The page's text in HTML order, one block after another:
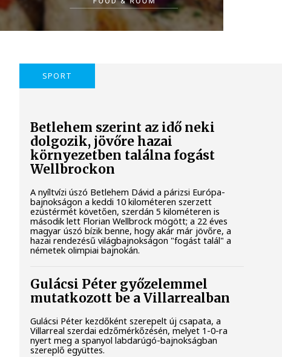
SPORT
Betlehem szerint az idő neki
dolgozik, jövőre hazai
környezetben találna fogást
Wellbrockon
A nyíltvízi úszó Betlehem Dávid a párizsi Európa-
bajnokságon a keddi 10 kilométeren szerzett
ezüstérmét követően, szerdán 5 kilométeren is
második lett Florian Wellbrock mögött; a 22 éves
magyar úszó bízik benne, hogy akár már jövőre, a
hazai rendezésű világbajnokságon "fogást talál" a
németek olimpiai bajnokán.
Gulácsi Péter győzelemmel
mutatkozott be a Villarrealban
Gulácsi Péter kezdőként szerepelt új csapata, a
Villarreal szerdai edzőmérkőzésén, melyet 1-0-ra
nyert meg a spanyol labdarúgó-bajnokságban
szereplő együttes.